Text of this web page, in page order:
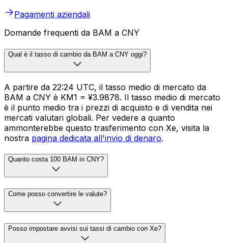
Pagamenti aziendali
Domande frequenti da BAM a CNY
Qual è il tasso di cambio da BAM a CNY oggi?
A partire da 22:24 UTC, il tasso medio di mercato da
BAM a CNY è KM1 = ¥3.9878. Il tasso medio di mercato
è il punto medio tra i prezzi di acquisto e di vendita nei
mercati valutari globali. Per vedere a quanto
ammonterebbe questo trasferimento con Xe, visita la
nostra pagina dedicata all'invio di denaro.
Quanto costa 100 BAM in CNY?
Come posso convertire le valute?
Posso impostare avvisi sui tassi di cambio con Xe?